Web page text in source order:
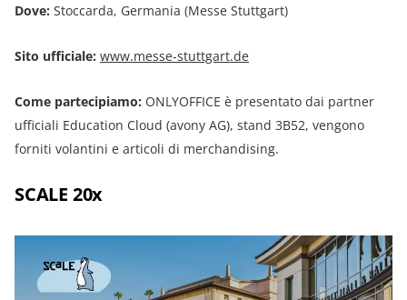
Dove: Stoccarda, Germania (Messe Stuttgart)
Sito ufficiale: www.messe-stuttgart.de
Come partecipiamo: ONLYOFFICE è presentato dai partner
ufficiali Education Cloud (avony AG), stand 3B52, vengono
forniti volantini e articoli di merchandising.
SCALE 20x